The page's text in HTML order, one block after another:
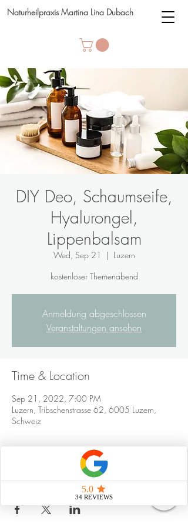
Naturheilpraxis Martina Lina Dubach
DIY Deo, Schaumseife,
Hyalurongel,
Lippenbalsam
Wed, Sep 21
  |
Luzern
kostenloser Themenabend
Anmeldung abgeschlossen
Veranstaltungen ansehen
Time & Location
Sep 21, 2022, 7:00 PM
Luzern, Tribschenstrasse 62, 6005 Luzern,
Schweiz
Share this event